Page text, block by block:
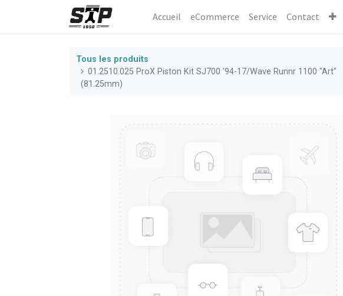
Accueil eCommerce​ Service Contact
Tous les produits
01.2510.025 ProX Piston Kit SJ700 '94-17/Wave Runnr 1100 "Art"
(81.25mm)